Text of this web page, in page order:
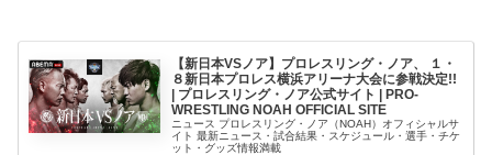
【新日本VSノア】プロレスリング・ノア、 １・
８新日本プロレス横浜アリーナ大会に参戦決定!!
| プロレスリング・ノア公式サイト | PRO-
WRESTLING NOAH OFFICIAL SITE
ニュース プロレスリング・ノア（NOAH）オフィシャルサ
イト 最新ニュース・試合結果・スケジュール・選手・チケ
ット・グッズ情報満載